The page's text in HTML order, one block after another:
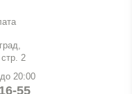
2
20:00
55